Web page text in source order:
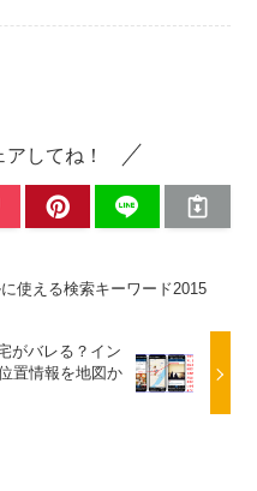
してね！
使える検索キーワード2015
がバレる？イン
置情報を地図か